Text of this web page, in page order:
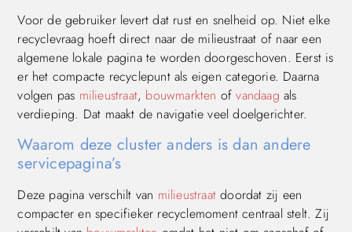
Voor de gebruiker levert dat rust en snelheid op. Niet elke
recyclevraag hoeft direct naar de milieustraat of naar een
algemene lokale pagina te worden doorgeschoven. Eerst is
er het compacte recyclepunt als eigen categorie. Daarna
volgen pas milieustraat, bouwmarkten ofvandaag als
verdieping. Dat maakt de navigatie veel doelgerichter.
Waarom deze cluster anders is dan andere
servicepagina’s
Deze pagina verschilt van milieustraat doordat zij een
compacter en specifieker recyclemoment centraal stelt. Zij